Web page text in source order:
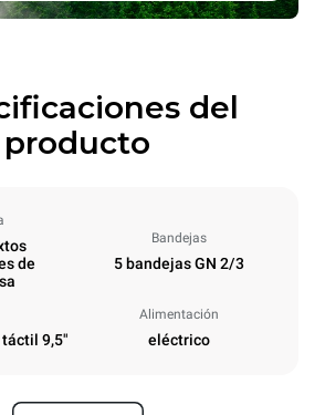
del
producto
de
Bandejas
5 bandejas GN 2/3
9,5"
Alimentación
eléctrico